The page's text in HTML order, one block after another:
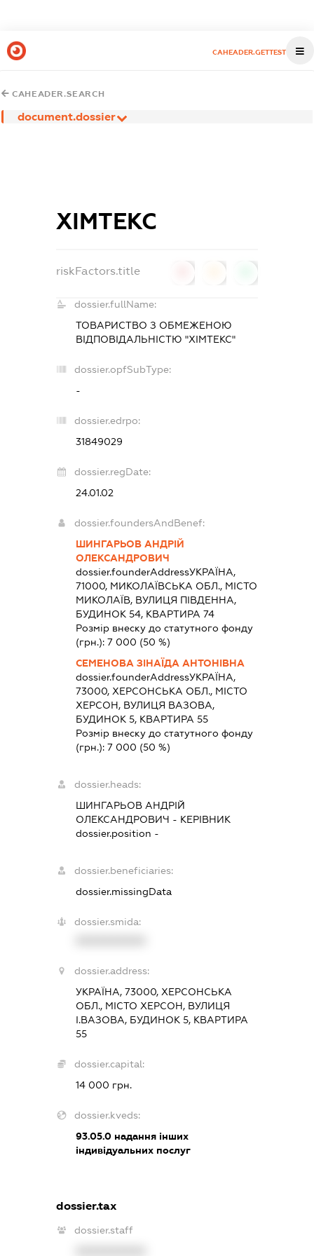
CAHEADER.GETTEST
CAHEADER.SEARCH
document.dossier
ХІМТЕКС
riskFactors.title
dossier.fullName:
ТОВАРИСТВО З ОБМЕЖЕНОЮ
ВІДПОВІДАЛЬНІСТЮ "ХІМТЕКС"
dossier.opfSubType:
-
dossier.edrpo:
31849029
dossier.regDate:
24.01.02
dossier.foundersAndBenef:
ШИНГАРЬОВ АНДРІЙ
ОЛЕКСАНДРОВИЧ
dossier.founderAddressУКРАЇНА,
71000, МИКОЛАЇВСЬКА ОБЛ., МІСТО
МИКОЛАЇВ, ВУЛИЦЯ ПІВДЕННА,
БУДИНОК 54, КВАРТИРА 74
Розмір внеску до статутного фонду
(грн.):7 000 (50 %)
СЕМЕНОВА ЗІНАЇДА АНТОНІВНА
dossier.founderAddressУКРАЇНА,
73000, ХЕРСОНСЬКА ОБЛ., МІСТО
ХЕРСОН, ВУЛИЦЯ ВАЗОВА,
БУДИНОК 5, КВАРТИРА 55
Розмір внеску до статутного фонду
(грн.):7 000 (50 %)
dossier.heads:
ШИНГАРЬОВ АНДРІЙ
ОЛЕКСАНДРОВИЧ - КЕРІВНИК
dossier.position -
dossier.beneficiaries:
dossier.missingData
dossier.smida:
dossier.address:
УКРАЇНА, 73000, ХЕРСОНСЬКА
ОБЛ., МІСТО ХЕРСОН, ВУЛИЦЯ
І.ВАЗОВА, БУДИНОК 5, КВАРТИРА
55
dossier.capital:
14 000 грн.
dossier.kveds:
93.05.0 надання інших
індивідуальних послуг
dossier.tax
dossier.staff